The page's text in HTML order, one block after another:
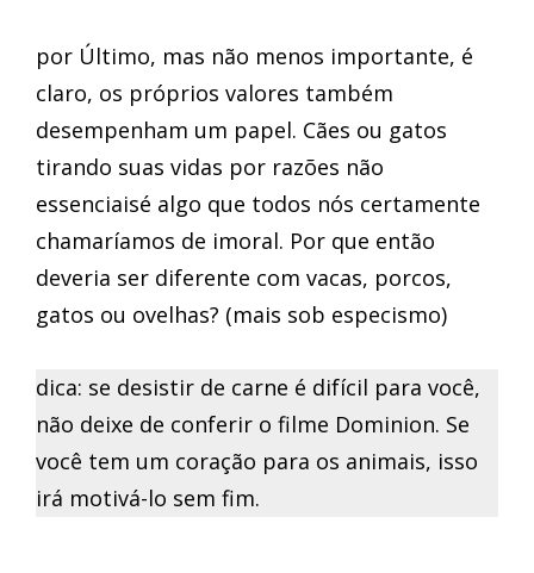
por Último, mas não menos importante, é
claro, os próprios valores também
desempenham um papel. Cães ou gatos
tirando suas vidas por razões não
essenciaisé algo que todos nós certamente
chamaríamos de imoral. Por que então
deveria ser diferente com vacas, porcos,
gatos ou ovelhas? (mais sob especismo)
dica: se desistir de carne é difícil para você,
não deixe de conferir o filme Dominion. Se
você tem um coração para os animais, isso
irá motivá-lo sem fim.